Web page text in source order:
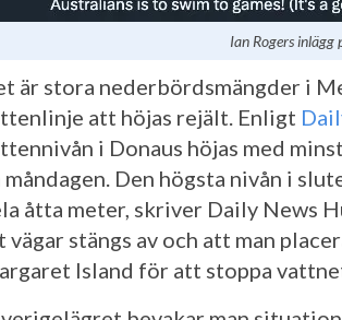
Ian Rogers inlägg
är stora nederbördsmängder i
att höjas rejält. Enligt
i Donaus höjas med
måndagen. Den högsta nivån i
åtta meter, skriver Daily News
vägar stängs av och att man
Island för att stoppa